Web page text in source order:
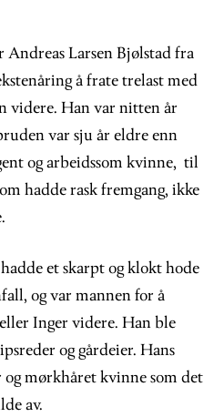
Andreas Larsen Bjølstad fra
å frate trelast med
videre. Han var nitten år
var sju år eldre enn
og arbeidssom kvinne, til
hadde rask fremgang, ikke
et skarpt og klokt hode
og var mannen for å
Inger videre. Han ble
og gårdeier. Hans
og mørkhåret kvinne som det
av.